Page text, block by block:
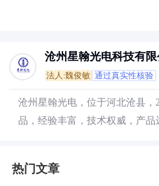
沧州星翰光电科技有限
法人:魏俊敏 通过真实性核验
沧州星翰光电，位于河北沧县，
品，经验丰富，技术权威，产品
热门文章